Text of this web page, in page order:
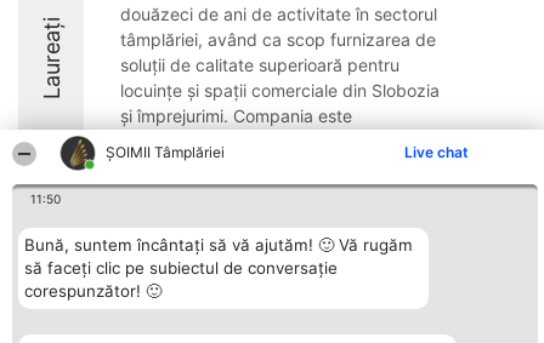
ȘOIMII Tâmplăriei Live chat
11:50
Bună, suntem încântați să vă ajutăm! 🙂 Vă rugăm
să faceți clic pe subiectul de conversație
corespunzător! 🙂
Laureați
douăzeci de ani de activitate în sectorul
tâmplăriei, având ca scop furnizarea de
soluții de calitate superioară pentru
locuințe și spații comerciale din Slobozia
și împrejurimi. Compania este
specializată în ...
8.3
Organizator Ranking
BRIGHT SOLUTIONS BR SRL
Aleea Timisul De Sus 2 Bl. A30
Plebiscyt
Lista Tuturor